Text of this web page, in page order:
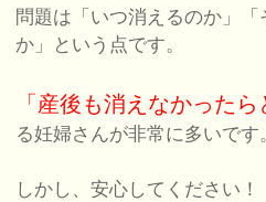
問題は「いつ消えるのか」
か」という点です。
「産後も消えなかったら
る妊婦さんが非常に多いです
しかし、安心してください！